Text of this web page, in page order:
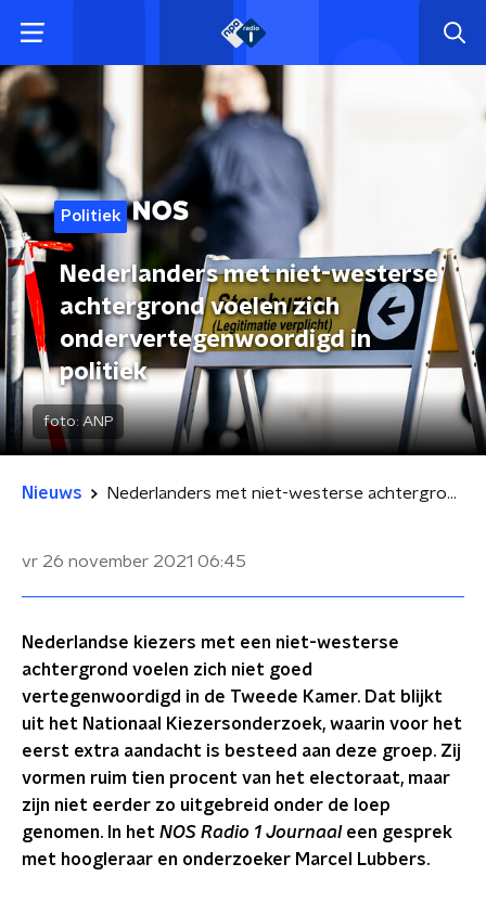
Politiek
Nederlanders met niet-westerse
achtergrond voelen zich
ondervertegenwoordigd in
politiek
foto: ANP
Nieuws Nederlanders met niet-westerse achtergrond voelen zich ondervertegenwoordigd in politiek
vr 26 november 2021 06:45
Nederlandse kiezers met een niet-westerse
achtergrond voelen zich niet goed
vertegenwoordigd in de Tweede Kamer. Dat blijkt
uit het Nationaal Kiezersonderzoek, waarin voor het
eerst extra aandacht is besteed aan deze groep. Zij
vormen ruim tien procent van het electoraat, maar
zijn niet eerder zo uitgebreid onder de loep
genomen. In het NOS Radio 1 Journaal een gesprek
met hoogleraar en onderzoeker Marcel Lubbers.